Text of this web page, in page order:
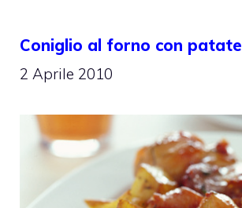
Coniglio al forno con patate
2 Aprile 2010